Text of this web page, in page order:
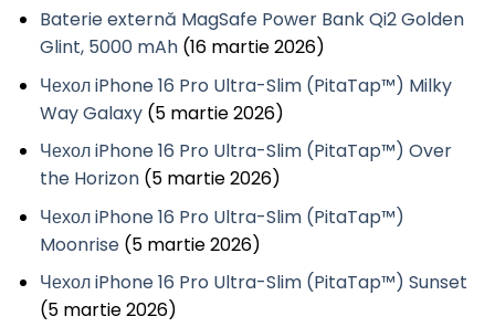
Baterie externă MagSafe Power Bank Qi2 Golden
Glint, 5000 mAh (16 martie 2026)
Чехол iPhone 16 Pro Ultra-Slim (PitaTap™) Milky
Way Galaxy (5 martie 2026)
Чехол iPhone 16 Pro Ultra-Slim (PitaTap™) Over
the Horizon (5 martie 2026)
Чехол iPhone 16 Pro Ultra-Slim (PitaTap™)
Moonrise (5 martie 2026)
Чехол iPhone 16 Pro Ultra-Slim (PitaTap™) Sunset
(5 martie 2026)